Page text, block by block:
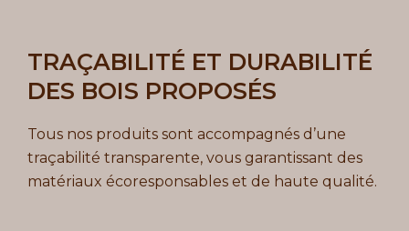
TRAÇABILITÉ ET DURABILITÉ
DES BOIS PROPOSÉS
Tous nos produits sont accompagnés d’une
traçabilité transparente, vous garantissant des
matériaux écoresponsables et de haute qualité.